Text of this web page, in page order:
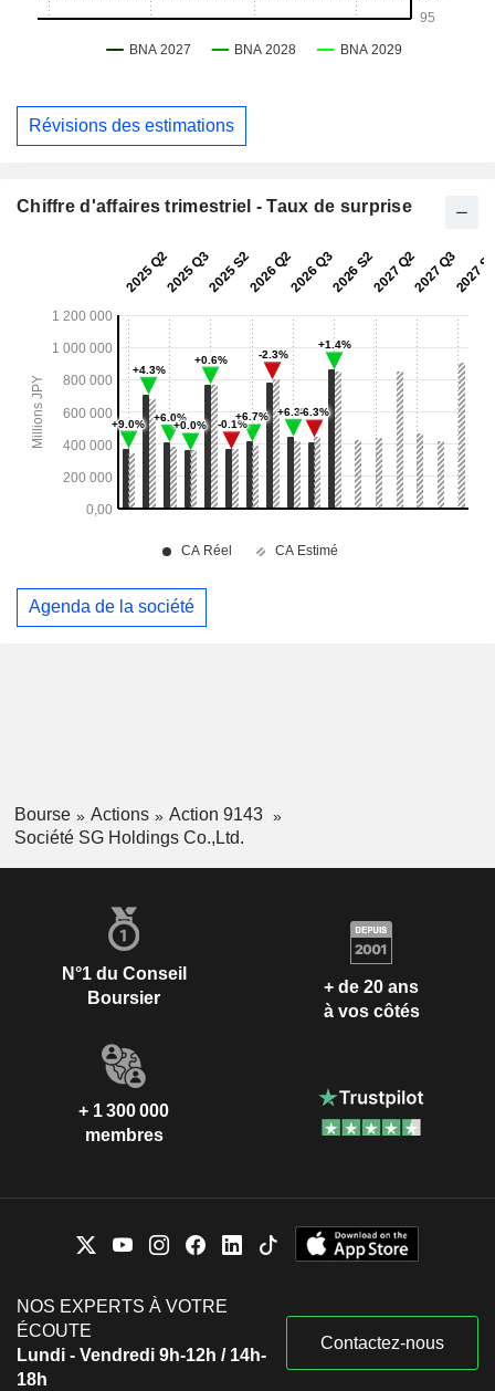
Révisions des estimations
Chiffre d'affaires trimestriel - Taux de surprise
Agenda de la société
Bourse Actions
Action 9143
Société SG Holdings Co.,Ltd.
N°1 du Conseil
Boursier
+ de 20 ans
à vos côtés
+ 1 300 000
membres
NOS EXPERTS À VOTRE
ÉCOUTE
Lundi - Vendredi 9h-12h / 14h-
18h
Contactez-nous